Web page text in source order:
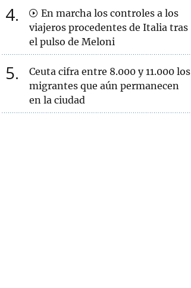
4
En marcha los controles a los
viajeros procedentes de Italia tras
el pulso de Meloni
5
Ceuta cifra entre 8.000 y 11.000 los
migrantes que aún permanecen
en la ciudad